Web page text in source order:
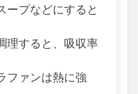
ープなどにすると
理すると、吸収率
ファンは熱に強